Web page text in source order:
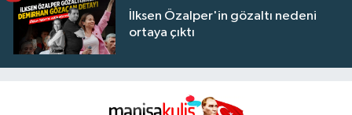
İlksen Özalper'in gözaltı nedeni
ortaya çıktı